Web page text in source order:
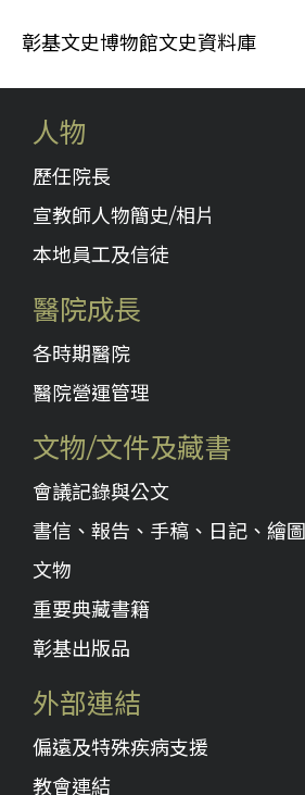
彰基文史博物館文史資料庫
人物
歷任院長
宣教師人物簡史/相片
本地員工及信徒
醫院成長
各時期醫院
醫院營運管理
文物/文件及藏書
會議記錄與公文
書信、報告、手稿、日記、繪圖
文物
重要典藏書籍
彰基出版品
外部連結
偏遠及特殊疾病支援
教會連結